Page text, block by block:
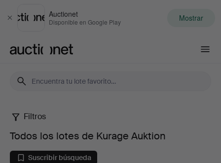
Cerrar
Auctionet
Disponible en Google Play Mostrar
Todos
los
Filtros
Todos los lotes de Kurage Auktion
Suscribir búsqueda